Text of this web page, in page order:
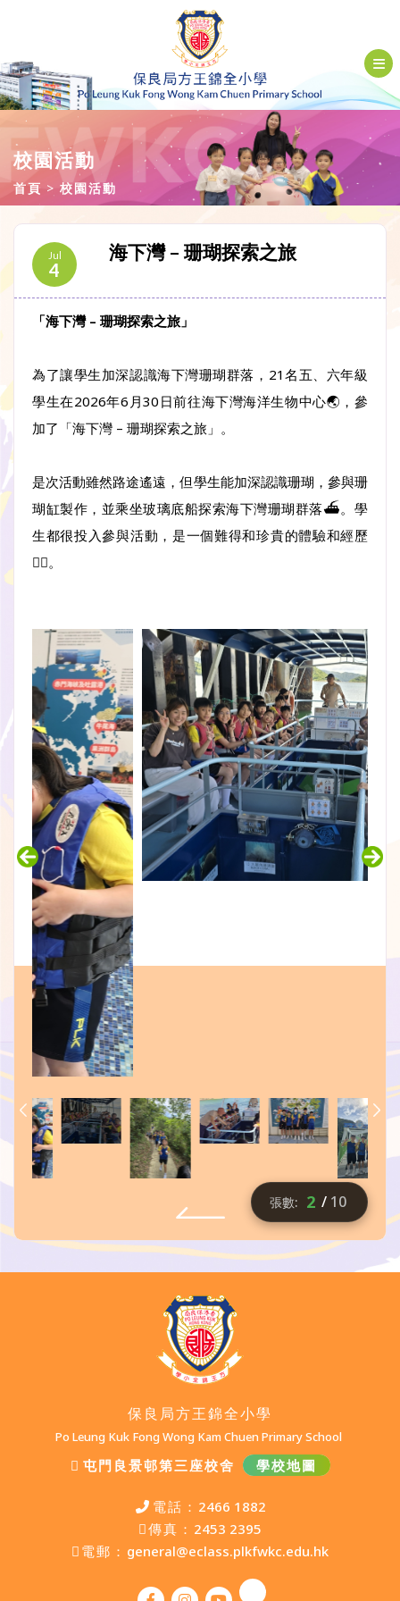
校園活動
首頁 校園活動
Jul
4
海下灣 – 珊瑚探索之旅
「海下灣 – 珊瑚探索之旅」
為了讓學生加深認識海下灣珊瑚群落，21名五、六年級
學生在2026年6月30日前往海下灣海洋生物中心🌏，參
加了「海下灣 – 珊瑚探索之旅」。
是次活動雖然路途遙遠，但學生能加深認識珊瑚，參與珊
瑚缸製作，並乘坐玻璃底船探索海下灣珊瑚群落⛴️。學
生都很投入參與活動，是一個難得和珍貴的體驗和經歷
👍🏽。
2 / 10
保良局方王錦全小學
Po Leung Kuk Fong Wong Kam Chuen Primary School
屯門良景邨第三座校舍 學校地圖
電話： 2466 1882
傳真： 2453 2395
電郵： general@eclass.plkfwkc.edu.hk